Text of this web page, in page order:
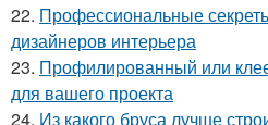
22. Профессиональные
дизайнеров интерьера
23. Профилированный или
для вашего проекта
24. Из какого бруса лучше